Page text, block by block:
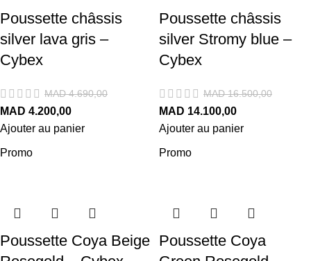
Poussette châssis
silver lava gris –
Cybex
MAD4.690,00
MAD 4.200,00
Ajouter au panier
Poussette châssis
silver Stromy blue –
Cybex
MAD16.500,00
MAD 14.100,00
Ajouter au panier
Promo
Poussette Coya Beige
Promo
Poussette Coya